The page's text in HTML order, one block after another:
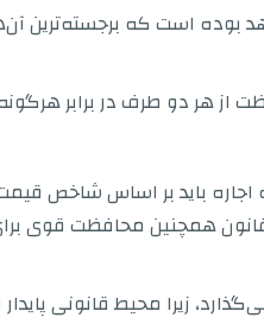
از هر دو طرف در برابر
افزایش سالانه اجاره باید
همچنین محافظت قوی
زیرا محیط قانونی